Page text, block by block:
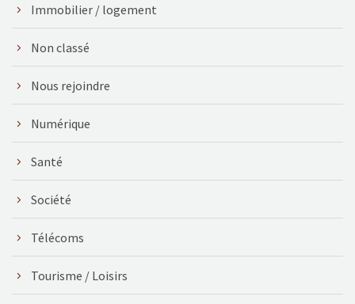
Immobilier / logement
Non classé
Nous rejoindre
Numérique
Santé
Société
Télécoms
Tourisme / Loisirs